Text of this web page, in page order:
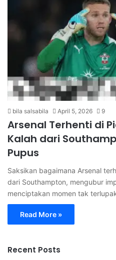
bila salsabila April 5, 2026 9
Arsenal Terhenti di
Kalah dari
Pupus
Saksikan bagaimana Arsenal
dari Southampton, mengubur
menciptakan momen tak
Read More »
Recent Posts